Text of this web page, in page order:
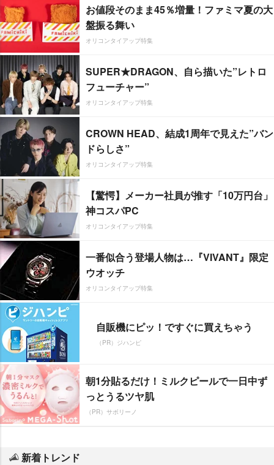
お値段そのまま45％増量！ファミマ夏の大
盤振る舞い
オリコンタイアップ特集
SUPER★DRAGON、自ら描いた”レトロ
フューチャー”
オリコンタイアップ特集
CROWN HEAD、結成1周年で見えた”バン
ドらしさ”
オリコンタイアップ特集
【驚愕】メーカー社員が推す「10万円台」
神コスパPC
オリコンタイアップ特集
一番似合う登場人物は…『VIVANT』限定
ウオッチ
オリコンタイアップ特集
自販機にピッ！ですぐに買えちゃう
（PR）ジハンピ
朝1分貼るだけ！ミルクピールで一日中ず
っとうるツヤ肌
（PR）サボリーノ
新着トレンド